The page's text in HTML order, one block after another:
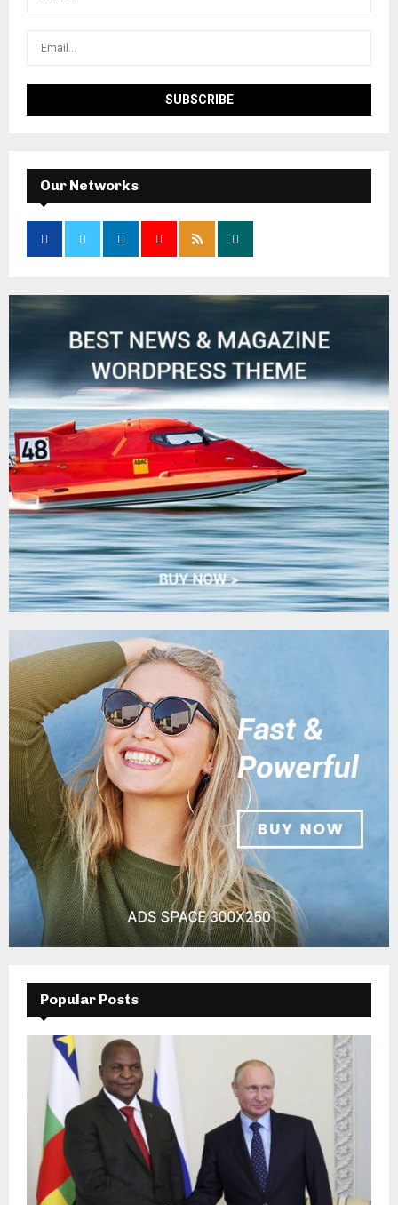
Our Networks
Popular Posts